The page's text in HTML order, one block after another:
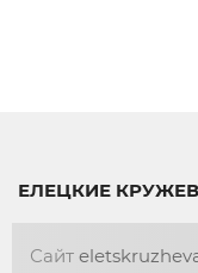
ЕЛЕЦКИЕ
г. Елец, ул. Карла
Сайт